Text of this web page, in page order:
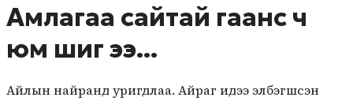
Амлагаа сайтай гаанс ч
юм шиг ээ...
Айлын найранд уригдлаа. Айраг идээ элбэгшсэн